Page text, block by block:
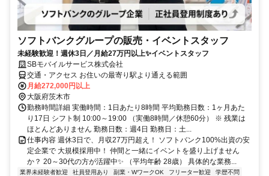
ソフトバンクグループの販売・イベントスタッフ
未経験歓迎！週休3日／月給27万円以上✨イベントスタッフ
SBモバイルサービス株式会社
交通・アクセス お住いの最寄り駅より通える範囲
月給272,000円以上
大阪府茨木市
勤務時間詳細 実働時間：1日あたり8時間 平均勤務日数：1ヶ月あた
り17日 シフト制 10:00～19:00 （実働8時間／休憩60分） ※ 残業は
ほとんどありません 勤務日数：週4日 勤務日：土...
仕事内容 週休3日で、月収27万円超え！ ソフトバンク100%出資の安
定企業で 大規模採用中！ 仲間と一緒にイベントを盛り上げません
か？ 20～30代の方が活躍中✨ （平均年齢 28歳） 具体的な業務...
業界未経験者歓迎 社員登用あり 副業・WワークOK フリーター歓迎
学歴不問